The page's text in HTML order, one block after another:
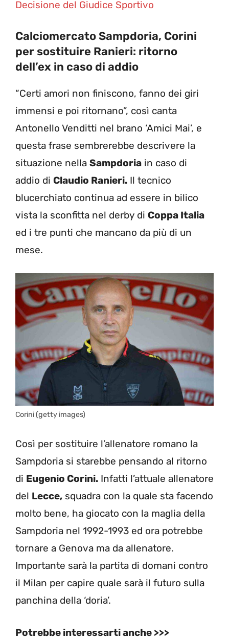
Decisione del Giudice Sportivo
Calciomercato Sampdoria, Corini
per sostituire Ranieri: ritorno
dell’ex in caso di addio
“Certi amori non finiscono, fanno dei giri
immensi e poi ritornano”, così canta
Antonello Venditti nel brano ‘Amici Mai’, e
questa frase sembrerebbe descrivere la
situazione nella Sampdoria in caso di
addio di Claudio Ranieri. Il tecnico
blucerchiato continua ad essere in bilico
vista la sconfitta nel derby di Coppa Italia
ed i tre punti che mancano da più di un
mese.
Corini (getty images)
Così per sostituire l’allenatore romano la
Sampdoria si starebbe pensando al ritorno
di Eugenio Corini. Infatti l’attuale allenatore
del Lecce, squadra con la quale sta facendo
molto bene, ha giocato con la maglia della
Sampdoria nel 1992-1993 ed ora potrebbe
tornare a Genova ma da allenatore.
Importante sarà la partita di domani contro
il Milan per capire quale sarà il futuro sulla
panchina della ‘doria’.
Potrebbe interessarti anche >>>